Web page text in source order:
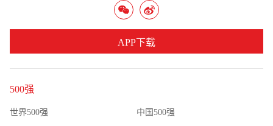
500强
世界500强 中国500强
APP下载